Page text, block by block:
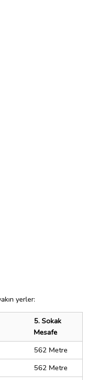
yerler:
5. Sokak
Mesafe
562 Metre
562 Metre